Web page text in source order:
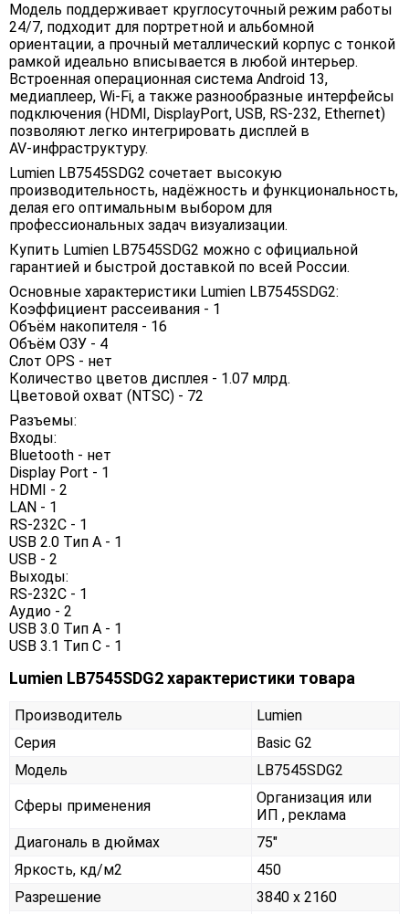
Модель поддерживает круглосуточный режим работы
24/7, подходит для портретной и альбомной
ориентации, а прочный металлический корпус с тонкой
рамкой идеально вписывается в любой интерьер.
Встроенная операционная система Android 13,
медиаплеер, Wi‑Fi, а также разнообразные интерфейсы
подключения (HDMI, DisplayPort, USB, RS‑232, Ethernet)
позволяют легко интегрировать дисплей в
AV‑инфраструктуру.
Lumien LB7545SDG2 сочетает высокую
производительность, надёжность и функциональность,
делая его оптимальным выбором для
профессиональных задач визуализации.
Купить Lumien LB7545SDG2 можно с официальной
гарантией и быстрой доставкой по всей России.
Основные характеристики Lumien LB7545SDG2:
Коэффициент рассеивания - 1
Объём накопителя - 16
Объём ОЗУ - 4
Слот OPS - нет
Количество цветов дисплея - 1.07 млрд.
Цветовой охват (NTSC) - 72
Разъемы:
Входы:
Bluetooth - нет
Display Port - 1
HDMI - 2
LAN - 1
RS-232C - 1
USB 2.0 Тип A - 1
USB - 2
Выходы:
RS-232C - 1
Аудио - 2
USB 3.0 Тип А - 1
USB 3.1 Тип C - 1
Lumien LB7545SDG2 характеристики товара
Производитель
Lumien
Серия
Basic G2
Модель
LB7545SDG2
Сферы применения
Организация или
ИП , реклама
Диагональ в дюймах
75"
Яркость, кд/м2
450
Разрешение
3840 x 2160